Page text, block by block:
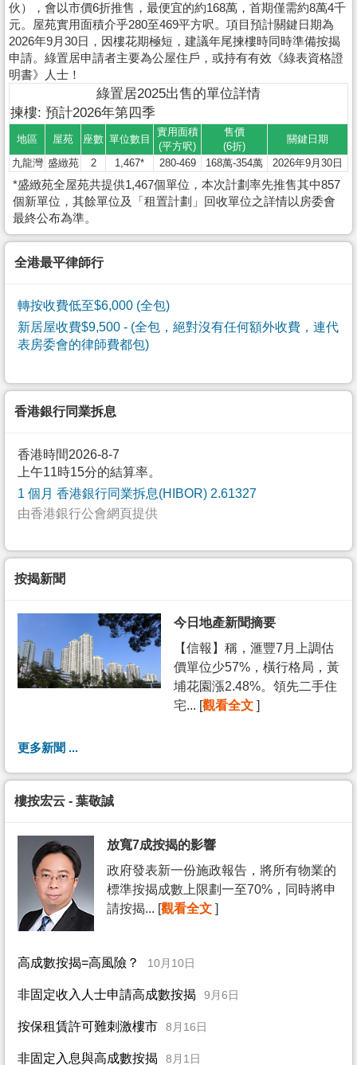
伙），會以市價6折推售，最便宜的約168萬，首期僅需約8萬4千
元。屋苑實用面積介乎280至469平方呎。項目預計關鍵日期為
2026年9月30日，因樓花期極短，建議年尾揀樓時同時準備按揭
申請。綠置居申請者主要為公屋住戶，或持有有效《綠表資格證
明書》人士！
綠置居2025出售的單位詳情
揀樓: 預計2026年第四季
地區 屋苑 座數 單位數目
實用面積
(平方呎)
售價
(6折)
關鍵日期
九龍灣 盛緻苑 2 1,467* 280-469 168萬-354萬 2026年9月30日
*盛緻苑全屋苑共提供1,467個單位，本次計劃率先推售其中857
個新單位，其餘單位及「租置計劃」回收單位之詳情以房委會
最終公布為準。
全港最平律師行
轉按收費低至$6,000 (全包)
新居屋收費$9,500 - (全包，絕對沒有任何額外收費，連代
表房委會的律師費都包)
香港銀行同業拆息
香港時間2026-8-7
上午11時15分的結算率。
1 個月 香港銀行同業拆息(HIBOR) 2.61327
由香港銀行公會網頁提供
按揭新聞
今日地產新聞摘要
【信報】稱，滙豐7月上調估
價單位少57%，橫行格局，黃
埔花園漲2.48%。領先二手住
宅... [觀看全文 ]
更多新聞 ...
樓按宏云 - 葉敬誠
放寬7成按揭的影響
政府發表新一份施政報告，將所有物業的
標準按揭成數上限劃一至70%，同時將申
請按揭... [觀看全文 ]
高成數按揭=高風險？ 10月10日
非固定收入人士申請高成數按揭 9月6日
按保租賃許可難刺激樓市 8月16日
非固定入息與高成數按揭 8月1日